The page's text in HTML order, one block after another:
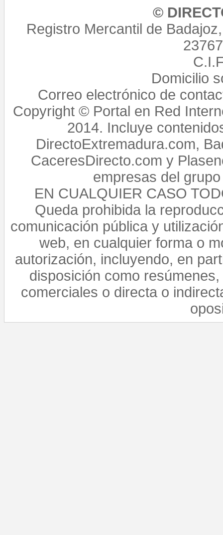
©
Registro Mercantil de
Domicilio
Correo electrónico de
Copyright © Portal en Red
2014. Incluye
DirectoExtremadura.com,
CaceresDirecto.com y
empresas del
EN CUALQUIER CASO
Queda prohibida la
comunicación pública y
web, en cualquier forma o
autorización, incluyendo, en
disposición como
comerciales o directa o